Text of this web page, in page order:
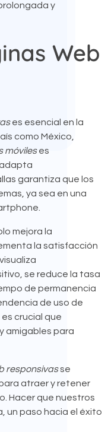
y
Web
es esencial en la
como México,
móvileses
garantiza que los
ya sea en una
mejora la
la satisfacción
se reduce la tasa
de permanencia
de uso de
crucial que
amigables para
responsivasse
atraer y retener
Hacer que nuestros
un paso hacia el éxito